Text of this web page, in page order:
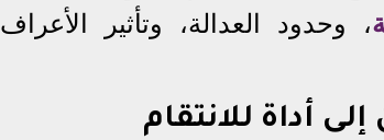
، وحدود العدالة، وتأثير الأعراف
أداة للانتقام